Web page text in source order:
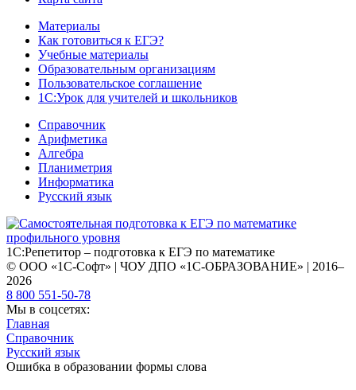
Материалы
Как готовиться к ЕГЭ?
Учебные материалы
Образовательным организациям
Пользовательское соглашение
1С:Урок для учителей и школьников
Справочник
Арифметика
Алгебра
Планиметрия
Информатика
Русский язык
1С:Репетитор – подготовка к ЕГЭ по математике
© ООО «1С-Софт» | ЧОУ ДПО «1С-ОБРАЗОВАНИЕ» | 2016–
2026
8 800 551-50-78
Мы в соцсетях:
Главная
Справочник
Русский язык
Ошибка в образовании формы слова